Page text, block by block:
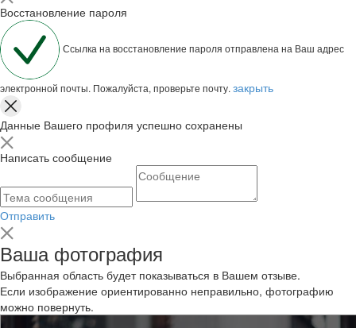
Восстановление пароля
Ссылка на восстановление пароля отправлена на Ваш адрес
электронной почты. Пожалуйста, проверьте почту. закрыть
Данные Вашего профиля успешно сохранены
Написать сообщение
Отправить
Ваша фотография
Выбранная область будет показываться в Вашем отзыве.
Если изображение ориентированно неправильно, фотографию
можно повернуть.